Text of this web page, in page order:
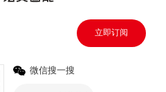
立即订阅
微信搜一搜